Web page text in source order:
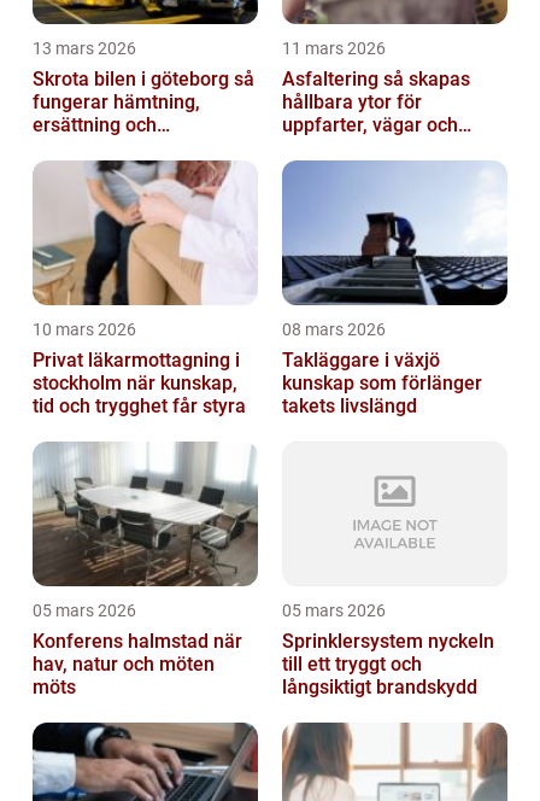
13 mars 2026
Skrota bilen i göteborg så
fungerar hämtning,
ersättning och
11 mars 2026
Asfaltering så skapas
hållbara ytor för
uppfarter, vägar och
10 mars 2026
Privat läkarmottagning i
stockholm när kunskap,
tid och trygghet får styra
08 mars 2026
Takläggare i växjö
kunskap som förlänger
takets livslängd
05 mars 2026
Konferens halmstad när
hav, natur och möten
möts
05 mars 2026
Sprinklersystem nyckeln
till ett tryggt och
långsiktigt brandskydd